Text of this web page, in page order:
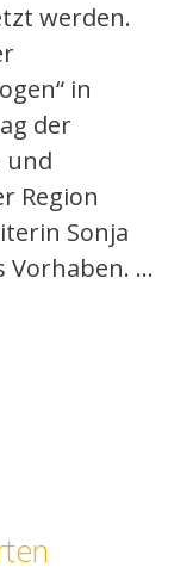
werden.
in
der
und
Region
Sonja
Vorhaben. …